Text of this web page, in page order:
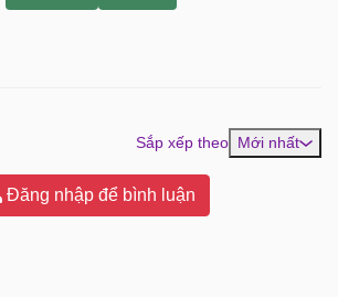
Sắp xếp theo Mới nhất
Đăng nhập để bình luận